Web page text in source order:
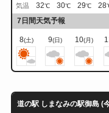
気温 32℃ 30℃ 29℃ 28
7日間天気予報
8(土) 9(日) 10(月)
道の駅 しまなみの駅御島 (